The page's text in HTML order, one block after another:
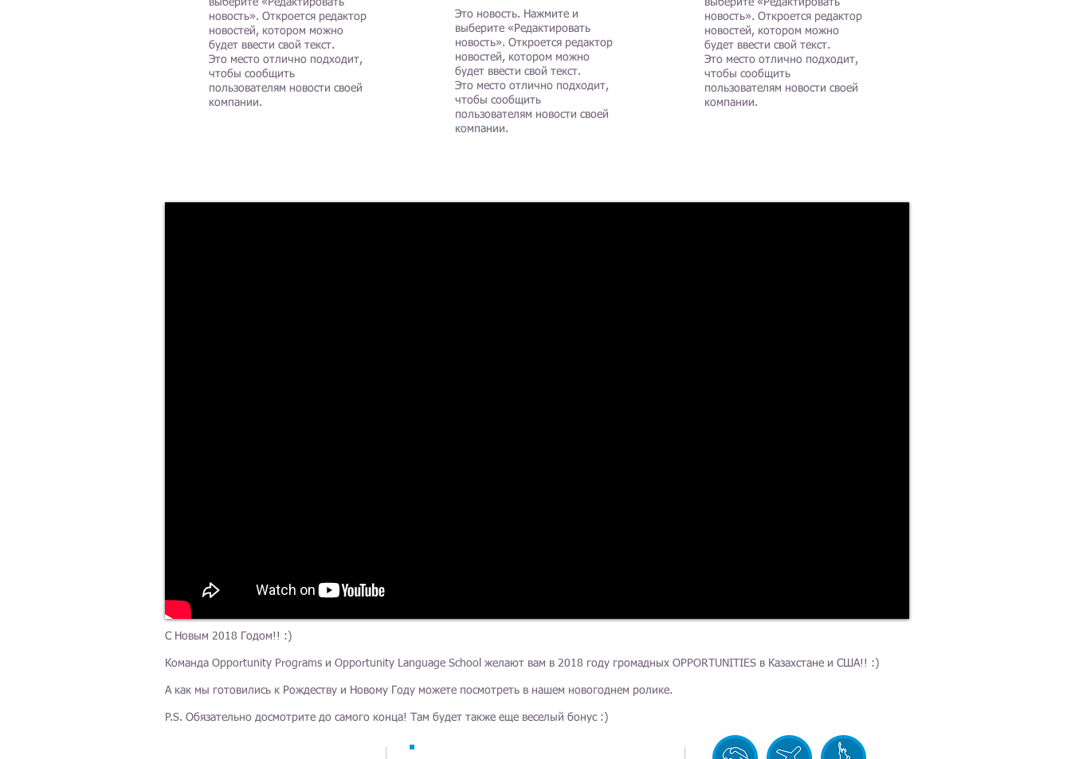
выберите «Редактировать
новость». Откроется редактор
новостей, котором можно
будет ввести свой текст.
Это место отлично подходит,
чтобы сообщить
пользователям новости своей
компании.
Это новость. Нажмите и
выберите «Редактировать
новость». Откроется редактор
новостей, котором можно
будет ввести свой текст.
Это место отлично подходит,
чтобы сообщить
пользователям новости своей
компании.
выберите «Редактировать
новость». Откроется редактор
новостей, котором можно
будет ввести свой текст.
Это место отлично подходит,
чтобы сообщить
пользователям новости своей
компании.
С Новым 2018 Годом!! :)
Команда Opportunity Programs и Opportunity Language School желают вам в 2018 году громадных OPPORTUNITIES в Казахстане и США!! :)
А как мы готовились к Рождеству и Новому Году можете посмотреть в нашем новогоднем ролике.
P.S. Обязательно досмотрите до самого конца! Там будет также еще веселый бонус :)